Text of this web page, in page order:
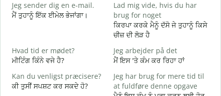
Jeg sender dig en e-mail.
ਮੈਂ ਤੁਹਾਨੂੰ ਇੱਕ ਈਮੇਲ ਭੇਜਾਂਗਾ।
Lad mig vide, hvis du har
brug for noget
ਕਿਰਪਾ ਕਰਕੇ ਮੈਨੂੰ ਦੱਸੋ ਜੇ ਤੁਹਾਨੂੰ ਕਿਸੇ
ਚੀਜ਼ ਦੀ ਲੋੜ ਹੈ
Hvad tid er mødet?
ਮੀਟਿੰਗ ਕਿੰਨੇ ਵਜੇ ਹੈ?
Jeg arbejder på det
ਮੈਂ ਇਸ 'ਤੇ ਕੰਮ ਕਰ ਰਿਹਾ ਹਾਂ
Kan du venligst præcisere?
ਕੀ ਤੁਸੀਂ ਸਪਸ਼ਟ ਕਰ ਸਕਦੇ ਹੋ?
Jeg har brug for mere tid til
at fuldføre denne opgave